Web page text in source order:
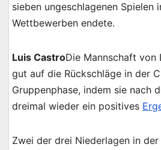
sieben ungeschlagenen Spielen
Wettbewerben endete.
Luis CastroDie Mannschaft
gut auf die Rückschläge in der
Gruppenphase, indem sie nach
dreimal wieder ein positives
Zwei der drei Niederlagen in